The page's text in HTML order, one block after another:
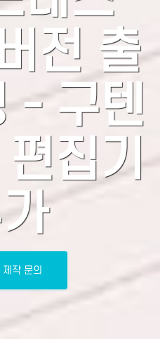
전 출
- 구텐
집기
작 문의